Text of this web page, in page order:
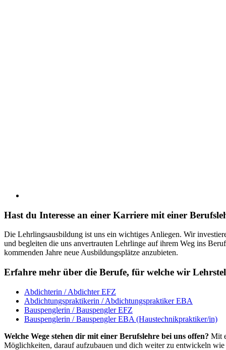
Hast du Interesse an einer Karriere mit einer
Die Lehrlingsausbildung ist uns ein wichtiges Anliegen. Wir
und begleiten die uns anvertrauten Lehrlinge auf ihrem Weg ins
kommenden Jahre neue Ausbildungsplätze anzubieten.
Erfahre mehr über die Berufe, für welche wir
Abdichterin / Abdichter EFZ
Abdichtungspraktikerin / Abdichtungspraktiker EBA
Bauspenglerin / Bauspengler EFZ
Bauspenglerin / Bauspengler EBA (Haustechnikpraktiker/in)
Welche Wege stehen dir mit einer Berufslehre bei uns offen? Mit
Möglichkeiten, darauf aufzubauen und dich weiter zu entwickeln